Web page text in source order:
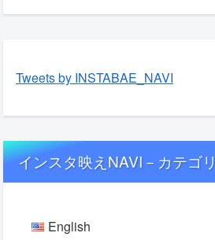
Tweets by INSTABAE_NAVI
インスタ映えNAVI－カテゴリ
English